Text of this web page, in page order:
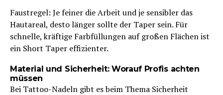
Faustregel: Je feiner die Arbeit und je sensibler das
Hautareal, desto länger sollte der Taper sein. Für
schnelle, kräftige Farbfüllungen auf großen Flächen ist
ein Short Taper effizienter.
Material und Sicherheit: Worauf Profis achten
müssen
Bei Tattoo-Nadeln gibt es beim Thema Sicherheit